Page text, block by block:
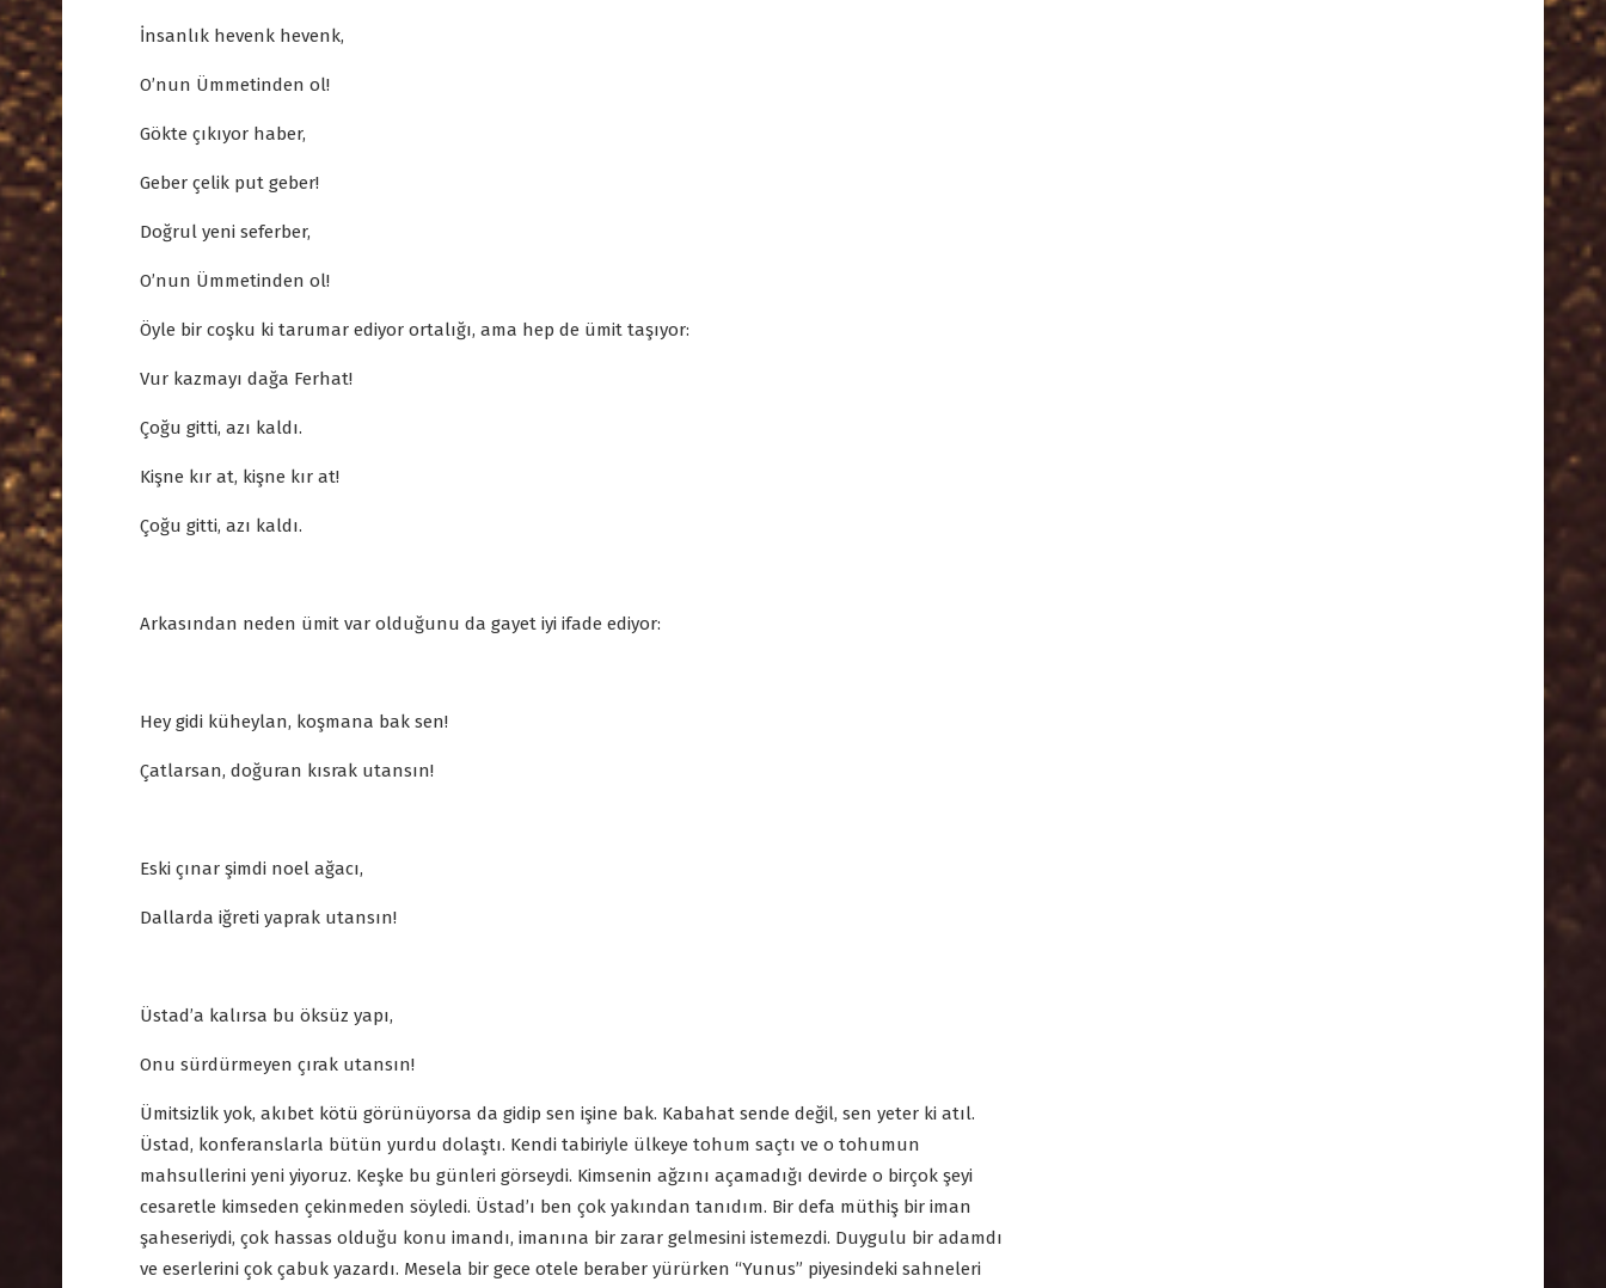
İnsanlık hevenk hevenk,
O’nun Ümmetinden ol!
Gökte çıkıyor haber,
Geber çelik put geber!
Doğrul yeni seferber,
O’nun Ümmetinden ol!
Öyle bir coşku ki tarumar ediyor ortalığı, ama hep de ümit taşıyor:
Vur kazmayı dağa Ferhat!
Çoğu gitti, azı kaldı.
Kişne kır at, kişne kır at!
Çoğu gitti, azı kaldı.
Arkasından neden ümit var olduğunu da gayet iyi ifade ediyor:
Hey gidi küheylan, koşmana bak sen!
Çatlarsan, doğuran kısrak utansın!
Eski çınar şimdi noel ağacı,
Dallarda iğreti yaprak utansın!
Üstad’a kalırsa bu öksüz yapı,
Onu sürdürmeyen çırak utansın!
Ümitsizlik yok, akıbet kötü görünüyorsa da gidip sen işine bak. Kabahat sende değil, sen yeter ki atıl.
Üstad, konferanslarla bütün yurdu dolaştı. Kendi tabiriyle ülkeye tohum saçtı ve o tohumun
mahsullerini yeni yiyoruz. Keşke bu günleri görseydi. Kimsenin ağzını açamadığı devirde o birçok şeyi
cesaretle kimseden çekinmeden söyledi. Üstad’ı ben çok yakından tanıdım. Bir defa müthiş bir iman
şaheseriydi, çok hassas olduğu konu imandı, imanına bir zarar gelmesini istemezdi. Duygulu bir adamdı
ve eserlerini çok çabuk yazardı. Mesela bir gece otele beraber yürürken “Yunus” piyesindeki sahneleri